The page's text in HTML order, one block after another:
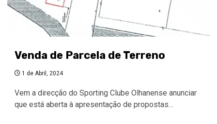
Venda de Parcela de Terreno
1 de Abril, 2024
Vem a direcção do Sporting Clube Olhanense anunciar
que está aberta à apresentação de propostas…